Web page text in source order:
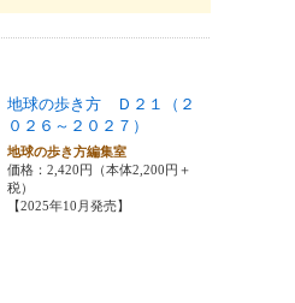
地球の歩き方 Ｄ２１（２
０２６～２０２７）
地球の歩き方編集室
価格：2,420円（本体2,200円＋
税）
【2025年10月発売】